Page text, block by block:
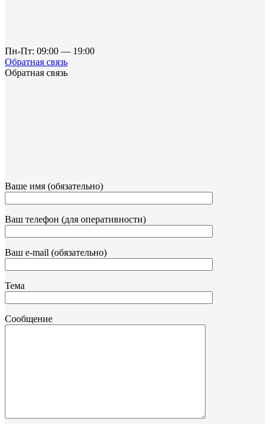
Пн-Пт: 09:00 — 19:00
Обратная связь
Обратная связь
Ваше имя (обязательно)
Ваш телефон (для оперативности)
Ваш e-mail (обязательно)
Тема
Сообщение